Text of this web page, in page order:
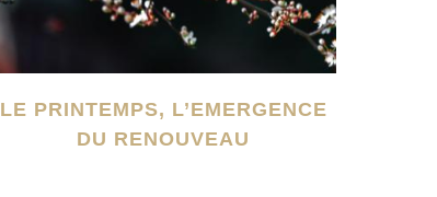
LE PRINTEMPS, L’EMERGENCE
DU RENOUVEAU